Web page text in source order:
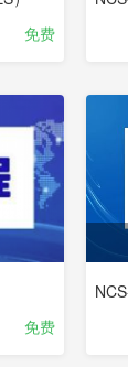
免费
免费